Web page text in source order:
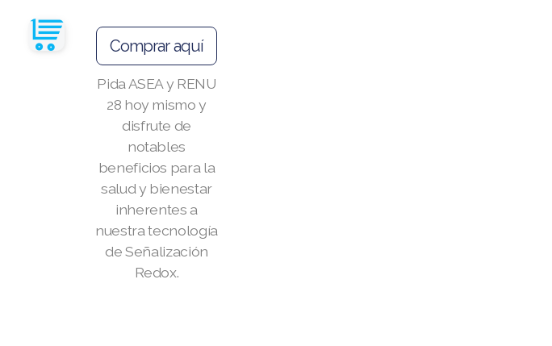
Comprar aquí
Pida ASEA y RENU
28 hoy mismo y
disfrute de
notables
beneficios para la
salud y bienestar
inherentes a
nuestra tecnología
de Señalización
Redox.